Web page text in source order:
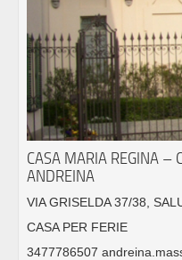
CASA MARIA REGINA –
ANDREINA
VIA GRISELDA 37/38,
CASA PER FERIE
3477786507